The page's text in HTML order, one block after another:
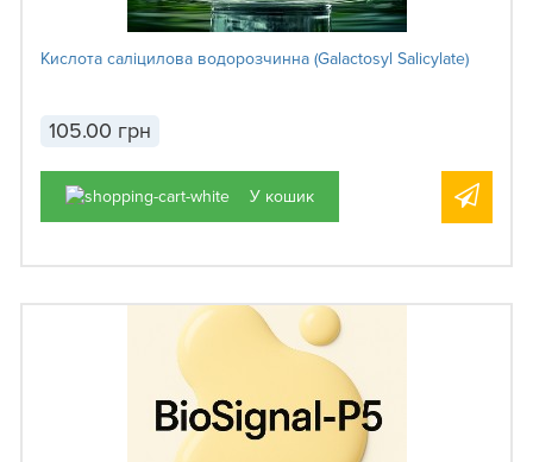
Кислота саліцилова водорозчинна (Galactosyl Salicylate)
105.00 грн
У кошик